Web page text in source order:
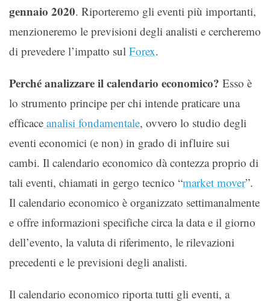
gennaio 2020. Riporteremo gli eventi più importanti,
menzioneremo le previsioni degli analisti e cercheremo
di prevedere l’impatto sul Forex.
Perché analizzare il calendario economico? Esso è
lo strumento principe per chi intende praticare una
efficace analisi fondamentale, ovvero lo studio degli
eventi economici (e non) in grado di influire sui
cambi. Il calendario economico dà contezza proprio di
tali eventi, chiamati in gergo tecnico “market mover”.
Il calendario economico è organizzato settimanalmente
e offre informazioni specifiche circa la data e il giorno
dell’evento, la valuta di riferimento, le rilevazioni
precedenti e le previsioni degli analisti.
Il calendario economico riporta tutti gli eventi, a